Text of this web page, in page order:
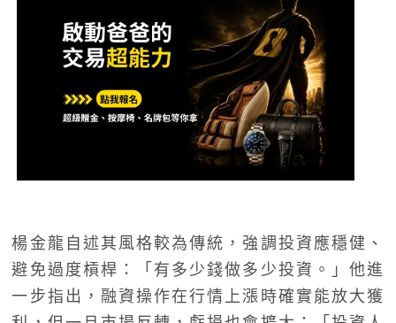
楊金龍自述其風格較為傳統，強調投資應穩健、
避免過度槓桿：「有多少錢做多少投資。」他進
一步指出，融資操作在行情上漲時確實能放大獲